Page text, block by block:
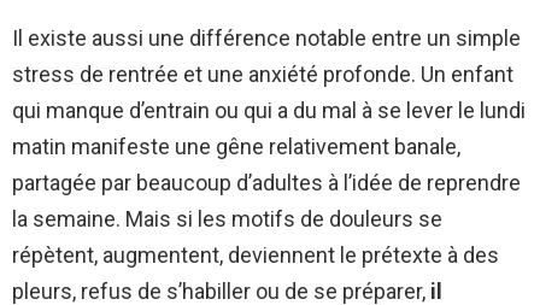
Il existe aussi une différence notable entre un simple
stress de rentrée et une anxiété profonde. Un enfant
qui manque d’entrain ou qui a du mal à se lever le lundi
matin manifeste une gêne relativement banale,
partagée par beaucoup d’adultes à l’idée de reprendre
la semaine. Mais si les motifs de douleurs se
répètent, augmentent, deviennent le prétexte à des
pleurs, refus de s’habiller ou de se préparer, il